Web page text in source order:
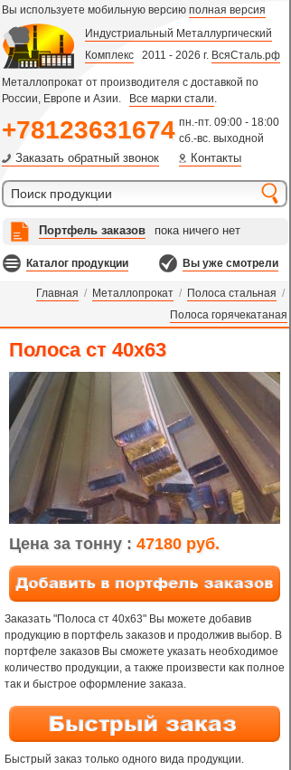
Вы используете мобильную версию полная версия
Индустриальный Металлургический
Комплекс 2011 - 2026 г. ВсяСталь.рф
Металлопрокат от производителя с доставкой по
России, Европе и Азии.
Все марки стали.
+78123631674 пн.-пт. 09:00 - 18:00
сб.-вс. выходной
Заказать обратный звонок Контакты
Портфель заказов пока ничего нет
Каталог продукции Вы уже смотрели
Главная / Металлопрокат / Полоса стальная /
Полоса горячекатаная
Полоса ст 40х63
Цена за тонну : 47180 руб.
Заказать "Полоса ст 40х63" Вы можете добавив
продукцию в портфель заказов и продолжив выбор. В
портфеле заказов Вы сможете указать необходимое
количество продукции, а также произвести как полное
так и быстрое оформление заказа.
Быстрый заказ только одного вида продукции.